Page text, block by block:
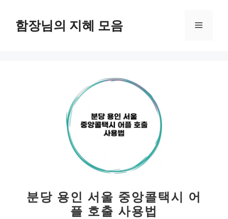
함장님의 지혜 모음 메
분당 용인 서울 중앙콜택시 어
플 호출 사용법